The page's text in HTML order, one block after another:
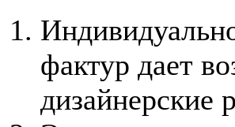
фактур дает
дизайнерские